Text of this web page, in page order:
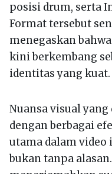
posisi drum, serta
Format tersebut
menegaskan
kini berkembang
identitas yang kuat.
Nuansa visual
dengan berbagai
utama dalam
bukan tanpa